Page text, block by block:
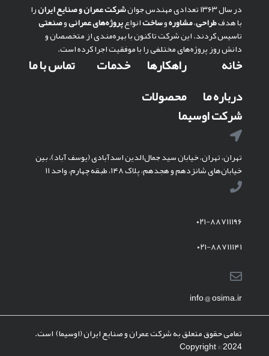
در سال ۱۳۶۳ تعدادی مهندس جوان شركت عمران و صنايع ايرانرا
با هدفطراحی،مشاورهوساختانواعپروژه‌های عمرانیوصنعتی
تاسیس کردند. این شرکت تا کنون با بهره‌مندی از متخصصان و
دانش روز پروژه‌های مختلفی را با موفقیت اجرا کرده است.
خانه
درباره ما
راهکارها
محصولات
خدمات تماس با ما
شرکت اوسیما
تهران، تهران، خیابان سید جمال‌الدین اسدآبادی (یوسف آباد)، بین
خیابان‌های شانزدهم و هجدهم، پلاک ۱۴۸، طبقه چهارم، واحد ۱۱
۰۲۱-۸۸۷۱۱۱۹۶
۰۲۱-۸۸۷۱۱۱۴۱
info @ osima.ir
تمامی حقوق متعلق به شرکت عمران و صنایع ایران (اوسیما) است.
Copyright © 2024